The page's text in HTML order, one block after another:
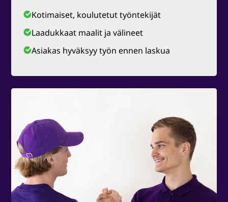
Kotimaiset, koulutetut työntekijät
Laadukkaat maalit ja välineet
Asiakas hyväksyy työn ennen laskua